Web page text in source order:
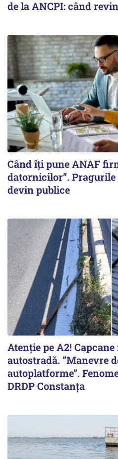
de la ANCPI: când
Când îți pune ANAF
datornicilor”. Pragurile
devin publice
Atenție pe A2!
autostradă. ”Manevre
autoplatforme”.
DRDP Constanța